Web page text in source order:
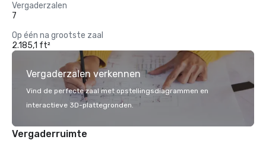
Vergaderzalen
7
Op één na grootste zaal
2.185,1 ft²
Vergaderzalen verkennen
Vind de perfecte zaal met opstellingsdiagrammen en
interactieve 3D-plattegronden.
Vergaderruimte